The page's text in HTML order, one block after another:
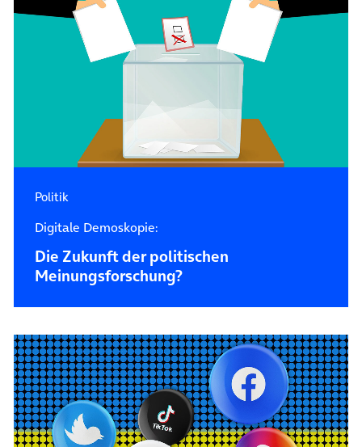
Politik
Digitale Demoskopie:
Die Zukunft der politischen
Meinungsforschung?